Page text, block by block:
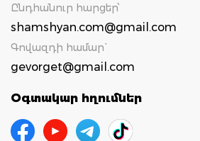
Ընդհանուր հարցեր՝
shamshyan.com@gmail.com
Գովազդի համար`
gevorget@gmail.com
Օգտակար հղումներ